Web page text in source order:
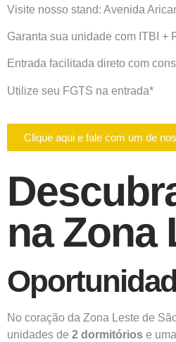
Visite nosso stand: Avenida
Garanta sua unidade com ITBI +
Entrada facilitada direto com
Utilize seu FGTS na entrada*
Clique aqui e fale com um de
na Zona
No coração da Zona Leste de
unidades de 2 dormitórios e